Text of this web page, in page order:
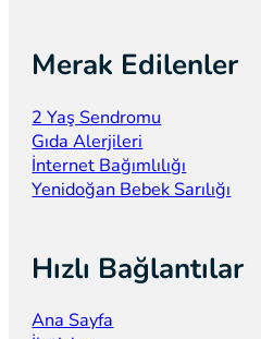
Merak Edilenler
2 Yaş Sendromu
Gıda Alerjileri
İnternet Bağımlılığı
Yenidoğan Bebek Sarılığı
Hızlı Bağlantılar
Ana Sayfa